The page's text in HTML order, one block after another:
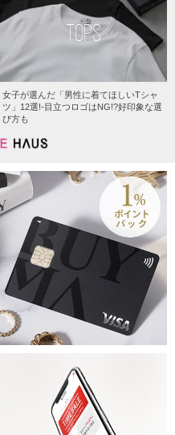
TOPS
女子が選んだ「男性に着てほしいTシャ
ツ」12選!-目立つロゴはNG!?好印象な選
び方も